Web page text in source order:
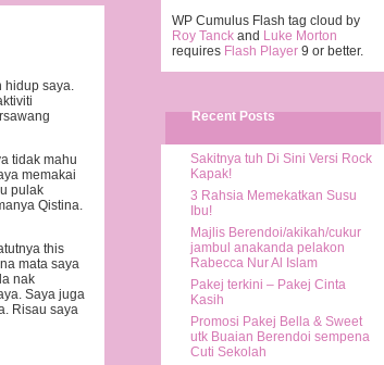
hidup saya.
tidak mahu
memakai
pulak
Qistina.
this
mata saya
nak
Saya juga
Risau saya
WP Cumulus Flash tag cloud by
Roy Tanck and Luke Morton
requires Flash Player 9 or better.
Recent Posts
Sakitnya tuh Di Sini Versi Rock
Kapak!
3 Rahsia Memekatkan Susu
Ibu!
Majlis Berendoi/akikah/cukur
jambul anakanda pelakon
Rabecca Nur Al Islam
Pakej terkini – Pakej Cinta
Kasih
Promosi Pakej Bella & Sweet
utk Buaian Berendoi sempena
Cuti Sekolah